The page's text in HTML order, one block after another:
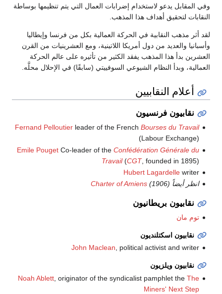
وفي المقابل يدعو لاستخدام إضرابات العمال التي يتم تنظيمها بوساطة
النقابات لتحقيق أهداف هذا المذهب.
لقد أثر مذهب النقابية في الحركة العمالية بكل من فرنسا وإيطاليا
وأسبانيا والعديد من دول أمريكا اللاتينية، ومع العشرينيات من القرن
العشرين بدأ هذا المذهب يفقد الكثير من تأثيره على عالم الحركة
العمالية، وبدأ النظام الشيوعي السوفييتي (سابقًا) في الإحلال محلَّه.
أعلام النقابيين
نقابيون فرنسيون
Fernand Pelloutierleader of the French Bourses du Travail
(Labour Exchange)
Emile PougetCo-leader of the Confédération Générale du
Travail(CGT, founded in 1895)
Hubert Lagardellewriter
انظر أيضاً
Charter of Amiens(1906)
نقابيون بريطانيون
توم مان
نقابيون اسكتلنديون
John Maclean, political activist and writer
نقابيون ويلزيون
Noah Ablett, originator of the syndicalist pamphlet the The
Miners' Next Step